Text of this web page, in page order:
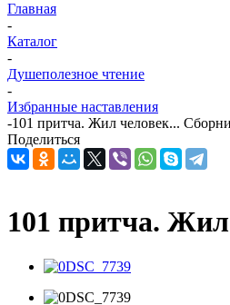
Главная
-
Каталог
-
Душеполезное чтение
-
Избранные наставления
-101 притча. Жил человек...
Поделиться
101 притча. Жил